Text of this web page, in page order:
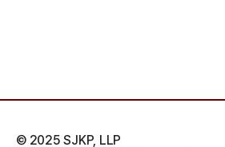
© 2025 SJKP, LLP